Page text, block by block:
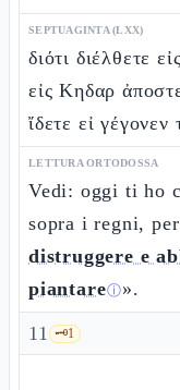
SEPTUAGINTA (LXX)
διότι διέλθετε
εἰς Κηδαρ
ἴδετε εἰ γέγονεν
LETTURA ORTODOSSA
Vedi: oggi ti ho
sopra i regni,
distruggere e
piantareⓘ».
11 🗝️1